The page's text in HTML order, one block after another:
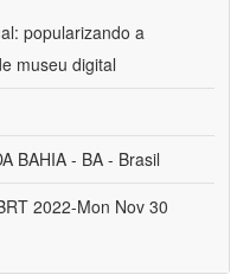
popularizando a
museu digital
BAHIA - BA - Brasil
2022-Mon Nov 30